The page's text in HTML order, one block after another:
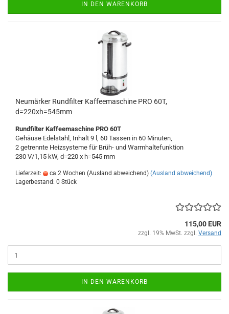
IN DEN WARENKORB
Neumärker Rundfilter Kaffeemaschine PRO 60T,
d=220xh=545mm
Rundfilter Kaffeemaschine PRO 60T
Gehäuse Edelstahl, Inhalt 9 l, 60 Tassen in 60 Minuten,
2 getrennte Heizsysteme für Brüh- und Warmhaltefunktion
230 V/1,15 kW, d=220 x h=545 mm
Lieferzeit: ca.2 Wochen (Ausland abweichend) (Ausland abweichend)
Lagerbestand: 0 Stück
115,00 EUR
zzgl. 19% MwSt. zzgl. Versand
IN DEN WARENKORB